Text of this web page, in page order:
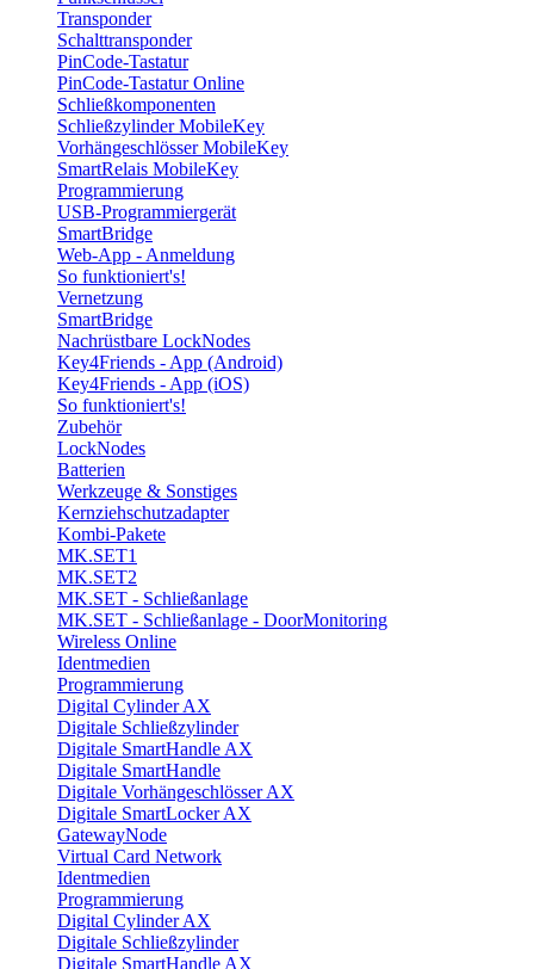
Transponder
Schalttransponder
PinCode-Tastatur
PinCode-Tastatur Online
Schließkomponenten
Schließzylinder MobileKey
Vorhängeschlösser MobileKey
SmartRelais MobileKey
Programmierung
USB-Programmiergerät
SmartBridge
Web-App - Anmeldung
So funktioniert's!
Vernetzung
SmartBridge
Nachrüstbare LockNodes
Key4Friends - App (Android)
Key4Friends - App (iOS)
So funktioniert's!
Zubehör
LockNodes
Batterien
Werkzeuge & Sonstiges
Kernziehschutzadapter
Kombi-Pakete
MK.SET1
MK.SET2
MK.SET - Schließanlage
MK.SET - Schließanlage - DoorMonitoring
Wireless Online
Identmedien
Programmierung
Digital Cylinder AX
Digitale Schließzylinder
Digitale SmartHandle AX
Digitale SmartHandle
Digitale Vorhängeschlösser AX
Digitale SmartLocker AX
GatewayNode
Virtual Card Network
Identmedien
Programmierung
Digital Cylinder AX
Digitale Schließzylinder
Digitale SmartHandle AX